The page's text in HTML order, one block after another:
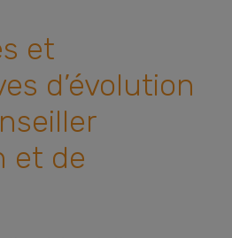
et
d’évolution
et de